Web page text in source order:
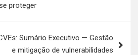
proteger
Sumário Executivo — Gestão
e mitigação de vulnerabilidades